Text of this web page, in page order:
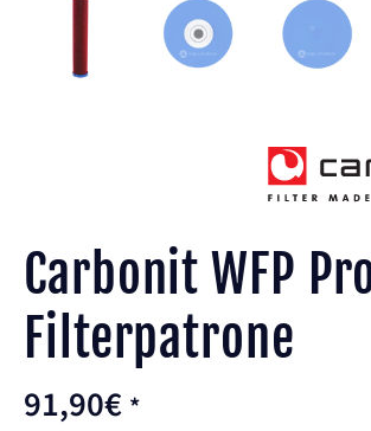
Carbonit WFP
Filterpatrone
91,90€ *